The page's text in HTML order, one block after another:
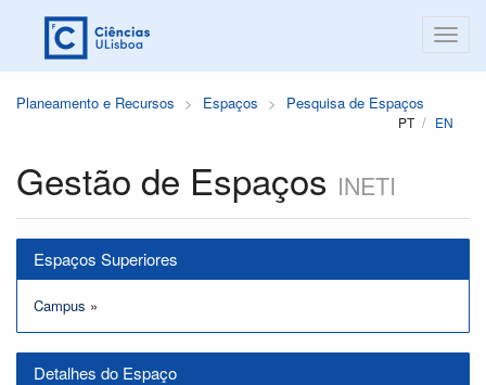
Planeamento e Recursos Espaços Pesquisa de Espaços
PT EN
Gestão de Espaços INETI
Espaços Superiores
Campus »
Detalhes do Espaço